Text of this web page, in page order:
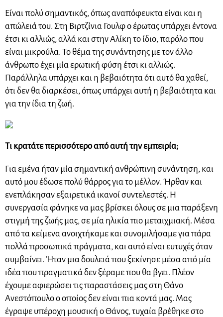
Είναι πολύ σημαντικός, όπως αναπόφευκτα είναι και η
απώλειά του. Στη Βιρτζίνια Γουλφ ο έρωτας υπάρχει έντονα
έτσι κι αλλιώς, αλλά και στην Αλίκη το ίδιο, παρόλο που
είναι μικρούλα. Το θέμα της συνάντησης με τον άλλο
άνθρωπο έχει μία ερωτική φύση έτσι κι αλλιώς.
Παράλληλα υπάρχει και η βεβαιότητα ότι αυτό θα χαθεί,
ότι δεν θα διαρκέσει, όπως υπάρχει αυτή η βεβαιότητα και
για την ίδια τη ζωή.
Τι κρατάτε περισσότερο από αυτή την εμπειρία;
Για εμένα ήταν μία σημαντική ανθρώπινη συνάντηση, και
αυτό μου έδωσε πολύ θάρρος για το μέλλον. Ήρθαν και
ενεπλάκησαν εξαιρετικά ικανοί συντελεστές. Η
συνεργασία φάνηκε να μας βρίσκει όλους σε μια παράξενη
στιγμή της ζωής μας, σε μία ηλικία πιο μεταιχμιακή. Μέσα
από τα κείμενα ανοιχτήκαμε και συνομιλήσαμε για πάρα
πολλά προσωπικά πράγματα, και αυτό είναι ευτυχές όταν
συμβαίνει. Ήταν μια δουλειά που ξεκίνησε μέσα από μία
ιδέα που πραγματικά δεν ξέραμε που θα βγει. Πλέον
έχουμε αφιερώσει τις παραστάσεις μας στη Θάνο
Ανεστόπουλο ο οποίος δεν είναι πια κοντά μας. Μας
έγραψε υπέροχη μουσική ο Θάνος, τυχαία βρέθηκε στο